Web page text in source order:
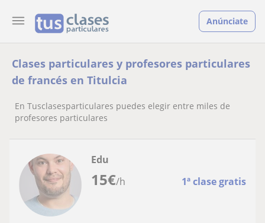
Anúnciate
Clases particulares y profesores particulares
de francés en Titulcia
En Tusclasesparticulares puedes elegir entre miles de
profesores particulares
15€/h 1ª clase gratis
Edu